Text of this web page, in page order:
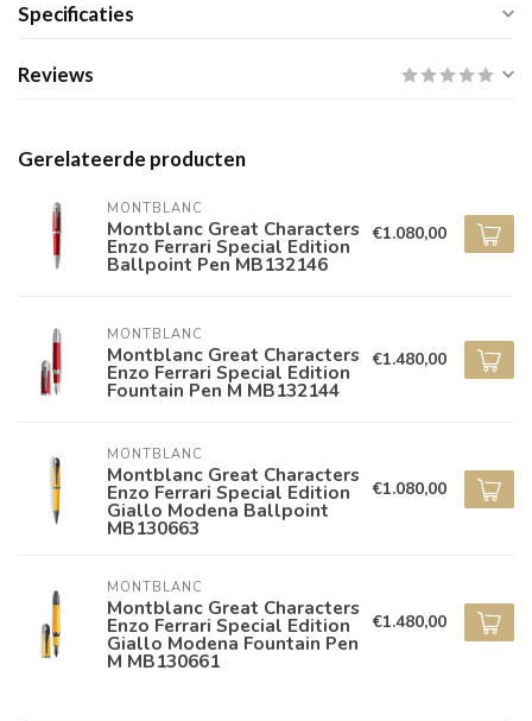
Specificaties
Reviews
Gerelateerde producten
MONTBLANC
Montblanc Great Characters
Enzo Ferrari Special Edition
Ballpoint Pen MB132146
€1.080,00
MONTBLANC
Montblanc Great Characters
Enzo Ferrari Special Edition
Fountain Pen M MB132144
€1.480,00
MONTBLANC
Montblanc Great Characters
Enzo Ferrari Special Edition
Giallo Modena Ballpoint
MB130663
€1.080,00
MONTBLANC
Montblanc Great Characters
Enzo Ferrari Special Edition
Giallo Modena Fountain Pen
M MB130661
€1.480,00